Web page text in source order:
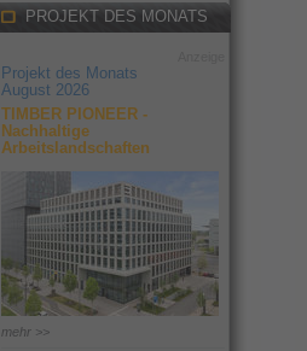
PROJEKT DES MONATS
Projekt des Monats
August 2026
TIMBER PIONEER -
Nachhaltige
Arbeitslandschaften
mehr >>